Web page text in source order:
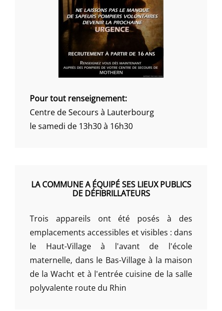
Pour tout renseignement:
Centre de Secours à Lauterbourg
le samedi de 13h30 à 16h30
LA COMMUNE A ÉQUIPÉ SES LIEUX PUBLICS
DE DÉFIBRILLATEURS
Trois appareils ont été posés à des
emplacements accessibles et visibles : dans
le Haut-Village à l'avant de l'école
maternelle, dans le Bas-Village à la maison
de la Wacht et à l'entrée cuisine de la salle
polyvalente route du Rhin